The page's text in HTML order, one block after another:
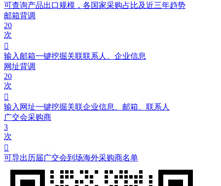
可查询产品出口规模，各国家采购占比及近三年趋势
邮箱背调
20
次

输入邮箱一键挖掘关联联系人、企业信息
网址背调
20
次

输入网址一键挖掘关联企业信息、邮箱、联系人
广交会采购商
3
次

可导出历届广交会到场海外采购商名单